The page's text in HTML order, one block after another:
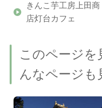
きんこ芋工房上田商
店灯台カフェ
このページを
んなページも